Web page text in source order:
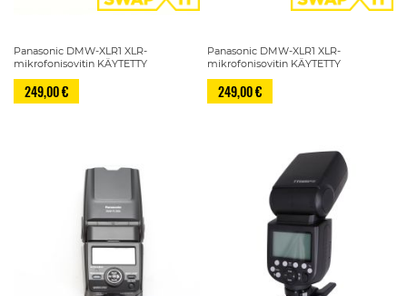
Panasonic DMW-XLR1 XLR-
mikrofonisovitin KÄYTETTY
249,00 €
Panasonic DMW-XLR1 XLR-
mikrofonisovitin KÄYTETTY
249,00 €